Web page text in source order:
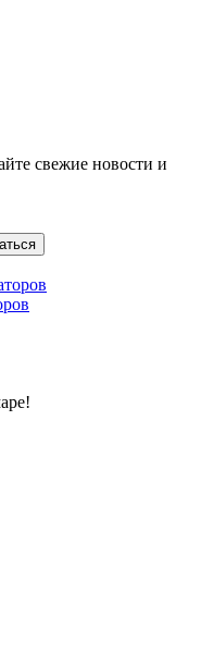
свежие новости и